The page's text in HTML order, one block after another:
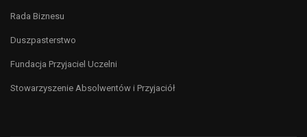
Rada Biznesu
Duszpasterstwo
Fundacja Przyjaciel Uczelni
Stowarzyszenie Absolwentów i Przyjaciół